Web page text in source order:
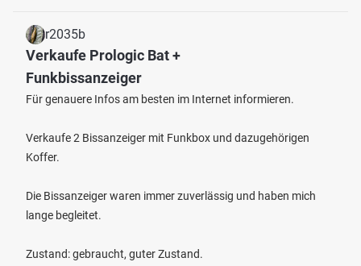
r2035b
Verkaufe Prologic Bat +
Funkbissanzeiger
Für genauere Infos am besten im Internet informieren.
Verkaufe 2 Bissanzeiger mit Funkbox und dazugehörigen
Koffer.
Die Bissanzeiger waren immer zuverlässig und haben mich
lange begleitet.
Zustand: gebraucht, guter Zustand.